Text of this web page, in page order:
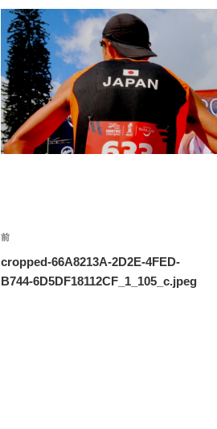
投
稿
ナ
前
の
投
前
cropped-66A8213A-2D2E-4FED-
B744-6D5DF18112CF_1_105_c.jpeg